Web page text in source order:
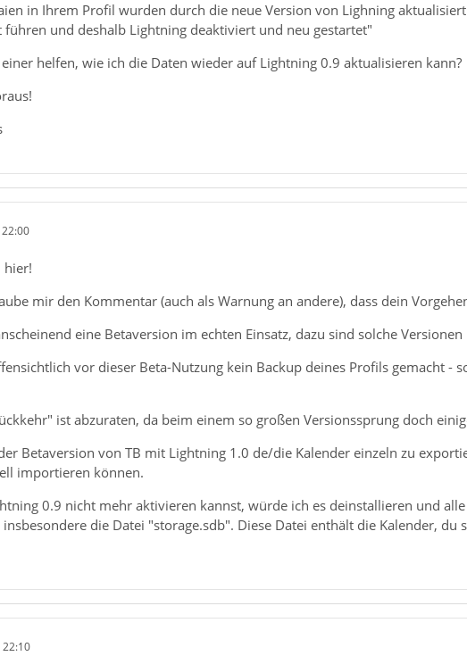
in Ihrem Profil wurden durch die neue Version von Lighning
führen und deshalb Lightning deaktiviert und neu gestartet"
helfen, wie ich die Daten wieder auf Lightning 0.9 aktualisieren kann?
hier!
mir den Kommentar (auch als Warnung an andere), dass dein
eine Betaversion im echten Einsatz, dazu sind solche Versionen
vor dieser Beta-Nutzung kein Backup deines Profils gemacht -
ist abzuraten, da beim einem so großen Versionssprung doch
Betaversion von TB mit Lightning 1.0 de/die Kalender einzeln zu
importieren können.
0.9 nicht mehr aktivieren kannst, würde ich es deinstallieren und
die Datei "storage.sdb". Diese Datei enthält die Kalender,